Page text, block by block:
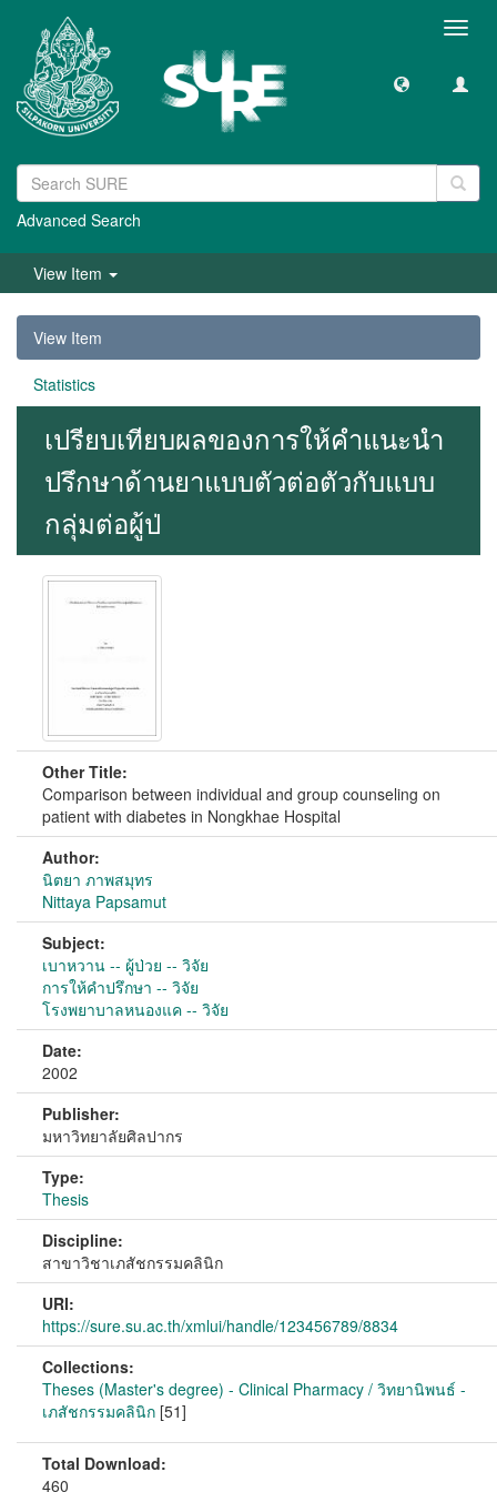
Advanced Search
View Item
View Item
Statistics
เปรียบเทียบผลของการให้คำแนะนำ
ปรึกษาด้านยาแบบตัวต่อตัวกับแบบ
กลุ่มต่อผู้ป่
Other Title:
Comparison between individual and group counseling on
patient with diabetes in Nongkhae Hospital
Author:
นิตยา ภาพสมุทร
Nittaya Papsamut
Subject:
เบาหวาน -- ผู้ป่วย -- วิจัย
การให้คำปรึกษา -- วิจัย
โรงพยาบาลหนองแค -- วิจัย
Date:
2002
Publisher:
มหาวิทยาลัยศิลปากร
Type:
Thesis
Discipline:
สาขาวิชาเภสัชกรรมคลินิก
URI:
https://sure.su.ac.th/xmlui/handle/123456789/8834
Collections:
Theses (Master's degree) - Clinical Pharmacy / วิทยานิพนธ์ -
เภสัชกรรมคลินิก [51]
Total Download:
460